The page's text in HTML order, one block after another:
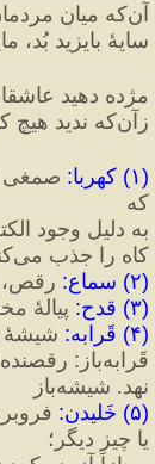
آن‌که میانِ مردمان شهره شد و حدیث شد
سایهٔ بایزید بُد،
مژده دهید
زآن‌که ندید هیچ کس خود رمضان و عید نی
(۱) کهربا:
که
کاه را جذب می‌کند و مصرف تزیینی دارد.
(۲) سماع: رقص،
(۳) قدح: پیالهٔ
(۴) قَرابه‌: شیشهٔ
قَرابه‌باز
:
نهد. شیشه‌باز
(۵) خَلیدن:
یا چیز دیگر؛